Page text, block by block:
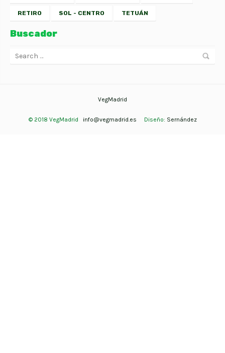
RETIRO SOL - CENTRO TETUÁN
Buscador
VegMadrid
© 2018 VegMadrid info@vegmadrid.es Diseño: Sernández